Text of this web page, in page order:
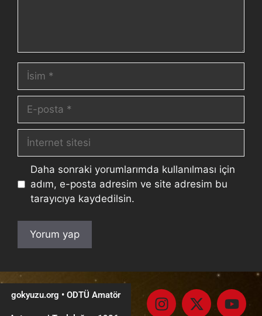
Daha sonraki yorumlarımda kullanılması için
adım, e-posta adresim ve site adresim bu
tarayıcıya kaydedilsin.
gokyuzu.org • ODTÜ Amatör